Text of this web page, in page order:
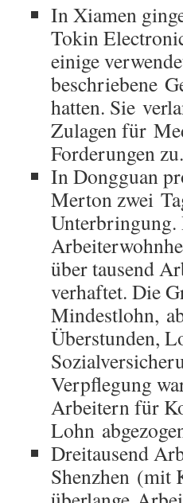
In Xiamen
Tokin
einige
beschriebene
hatten. Sie
Zulagen für
Forderungen zu.
In Dongguan
Merton zwei
Unterbringung.
über tausend
verhaftet. Die
Mindestlohn,
Überstunden,
Verpflegung
Arbeitern für
Lohn
Dreitausend
Shenzhen (mit